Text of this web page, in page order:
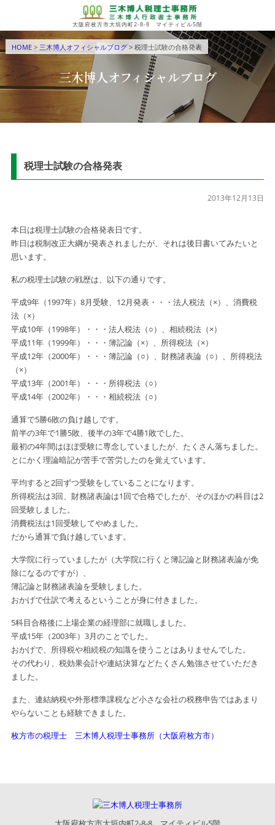
大阪府枚方市大垣内町2-8-8 マイティビル5階
HOME> 三木博人オフィシャルブログ> 税理士試験の合格発表
三木博人オフィシャルブログ
税理士試験の合格発表
2013年12月13日
本日は税理士試験の合格発表日です。
昨日は税制改正大綱が発表されましたが、それは後日書いてみたいと
思います。
私の税理士試験の戦歴は、以下の通りです。
平成9年（1997年）8月受験、12月発表・・・法人税法（×）、消費税
法（×）
平成10年（1998年）・・・法人税法（○）、相続税法（×）
平成11年（1999年）・・・簿記論（×）、所得税法（×）
平成12年（2000年）・・・簿記論（○）、財務諸表論（○）、所得税法
（×）
平成13年（2001年）・・・所得税法（○）
平成14年（2002年）・・・相続税法（○）
通算で5勝6敗の負け越しです。
前半の3年で1勝5敗、後半の3年で4勝1敗でした。
最初の4年間はほぼ受験に専念していましたが、たくさん落ちました。
とにかく理論暗記が苦手で苦労したのを覚えています。
平均すると2回ずつ受験をしていることになります。
所得税法は3回、財務諸表論は1回で合格でしたが、そのほかの科目は2
回受験しました。
消費税法は1回受験してやめました。
だから通算で負け越しています。
大学院に行っていましたが（大学院に行くと簿記論と財務諸表論が免
除になるのですが）、
簿記論と財務諸表論を受験しました。
おかげで仕訳で考えるということが身に付きました。
5科目合格後に上場企業の経理部に就職しました。
平成15年（2003年）3月のことでした。
おかげで、所得税や相続税の知識を使うことはありませんでした。
その代わり、税効果会計や連結決算などたくさん勉強させていただき
ました。
また、連結納税や外形標準課税など小さな会社の税務申告ではあまり
やらないことも経験できました。
枚方市の税理士 三木博人税理士事務所（大阪府枚方市）